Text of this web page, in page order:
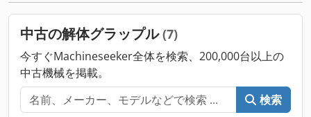
中古の解体グラップル(7)
今すぐMachineseeker全体を検索、200,000台以上の
中古機械を掲載。
検索